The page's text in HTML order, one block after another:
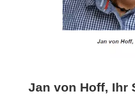
Jan von Hoff, Ihr